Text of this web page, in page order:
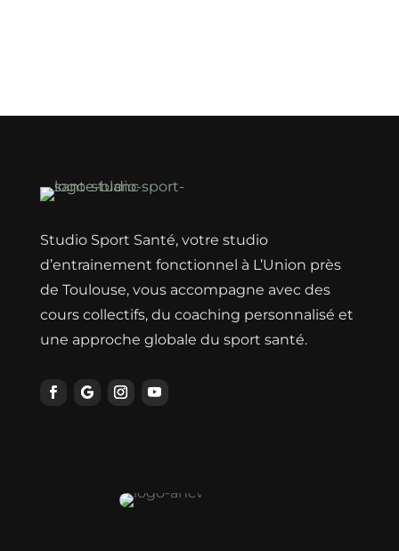
Studio Sport Santé, votre studio
d’entrainement fonctionnel à L’Union près
de Toulouse, vous accompagne avec des
cours collectifs, du coaching personnalisé et
une approche globale du sport santé.